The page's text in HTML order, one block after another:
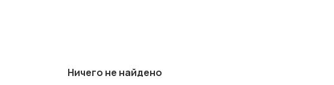
Ничего не найдено